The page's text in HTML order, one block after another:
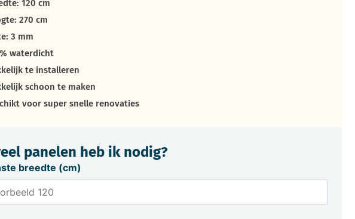
120 cm
270 cm
3 mm
waterdicht
te installeren
schoon te maken
voor super snelle renovaties
panelen heb ik nodig?
breedte (cm)